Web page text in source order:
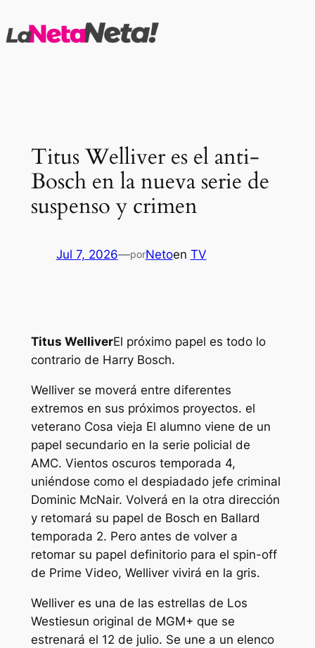
al
Titus Welliver es el anti-
Bosch en la nueva serie de
suspenso y crimen
Jul 7, 2026—porNetoen TV
Titus WelliverEl próximo papel es todo lo
contrario de Harry Bosch.
Welliver se moverá entre diferentes
extremos en sus próximos proyectos. el
veterano Cosa vieja El alumno viene de un
papel secundario en la serie policial de
AMC. Vientos oscuros temporada 4,
uniéndose como el despiadado jefe criminal
Dominic McNair. Volverá en la otra dirección
y retomará su papel de Bosch en Ballard
temporada 2. Pero antes de volver a
retomar su papel definitorio para el spin-off
de Prime Video, Welliver vivirá en la gris.
Welliver es una de las estrellas de Los
Westiesun original de MGM+ que se
estrenará el 12 de julio. Se une a un elenco